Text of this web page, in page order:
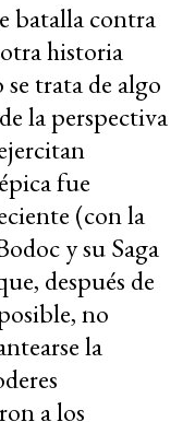
batalla contra
historia
trata de algo
la perspectiva
fue
(con la
y su Saga
después de
no
la
a los